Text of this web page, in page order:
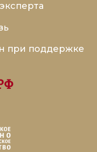
при поддержке